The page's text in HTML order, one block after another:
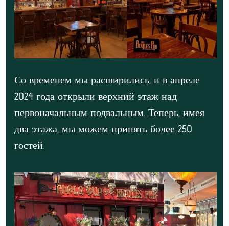
Со временем мы расширились, и в апреле
2024 года открыли верхний этаж над
первоначальным подвальным. Теперь, имея
два этажа, мы можем принять более 250
гостей.